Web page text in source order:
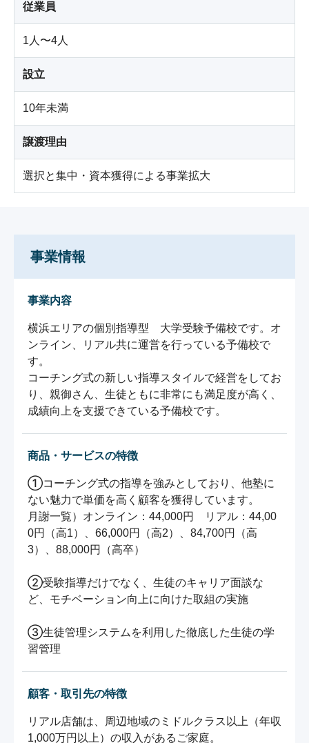
従業員
1人〜4人
設立
10年未満
譲渡理由
選択と集中・資本獲得による事業拡大
事業情報
事業内容
横浜エリアの個別指導型　大学受験予備校です。オ
ンライン、リアル共に運営を行っている予備校で
す。
コーチング式の新しい指導スタイルで経営をしてお
り、親御さん、生徒ともに非常にも満足度が高く、
成績向上を支援できている予備校です。
商品・サービスの特徴
①コーチング式の指導を強みとしており、他塾に
ない魅力で単価を高く顧客を獲得しています。
月謝一覧）オンライン：44,000円　リアル：44,00
0円（高1）、66,000円（高2）、84,700円（高
3）、88,000円（高卒）
②受験指導だけでなく、生徒のキャリア面談な
ど、モチベーション向上に向けた取組の実施
③生徒管理システムを利用した徹底した生徒の学
習管理
顧客・取引先の特徴
リアル店舗は、周辺地域のミドルクラス以上（年収
1,000万円以上）の収入があるご家庭。